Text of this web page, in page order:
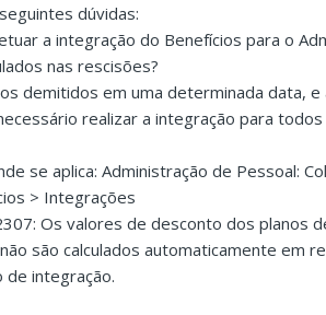
dúvidas:
a integração do Benefícios para o
nas rescisões?
demitidos em uma determinada data,
realizar a integração para
se aplica: Administração de Pessoal:
> Integrações
Os valores de desconto dos planos
são calculados automaticamente em
integração.